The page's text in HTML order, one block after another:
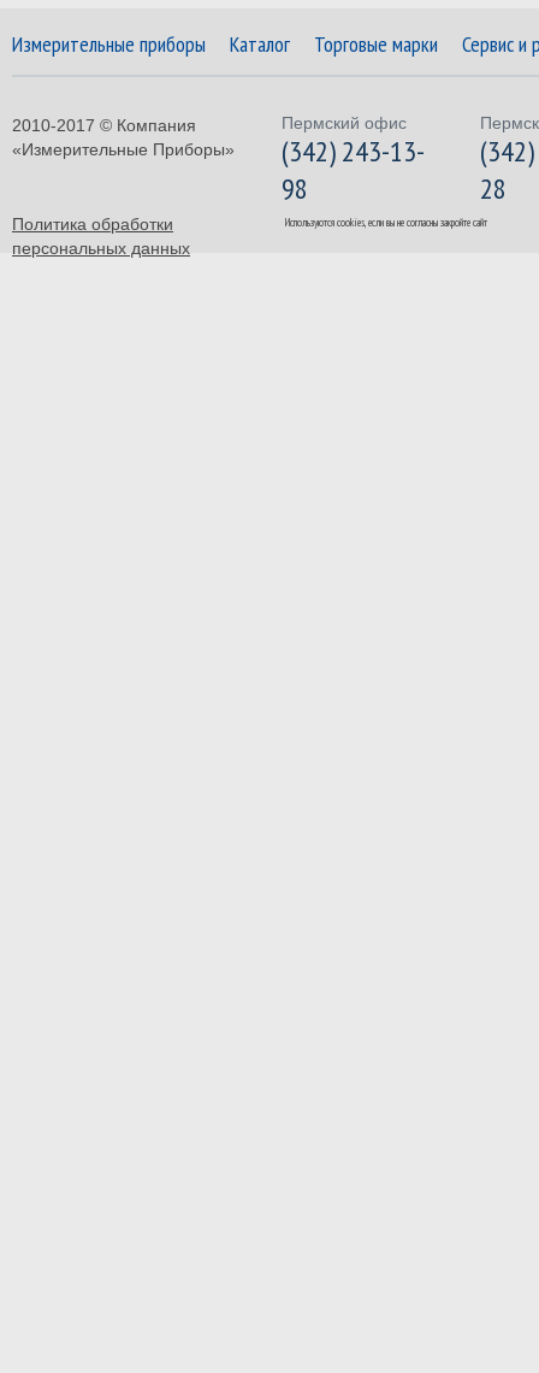
Измерительные приборы Каталог Торговые марки Сервис и
2010-2017 © Компания
«Измерительные Приборы»
Пермский офис
(342) 243-13-
98
28
Политика обработки
персональных данных
Используются cookies, если вы не согласны закройте сайт